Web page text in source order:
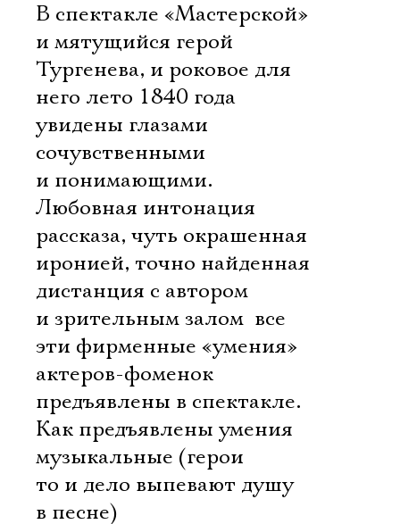
В спектакле «Мастерской»
и мятущийся герой
Тургенева, и роковое для
него лето 1840 года
увидены глазами
сочувственными
и понимающими.
Любовная интонация
рассказа, чуть окрашенная
иронией, точно найденная
дистанция с автором
и зрительным залом  все
эти фирменные «умения»
актеров-фоменок
предъявлены в спектакле.
Как предъявлены умения
музыкальные (герои
то и дело выпевают душу
в песне)